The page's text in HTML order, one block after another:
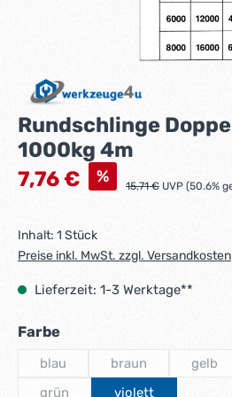
Rundschlinge
1000kg 4m
Verkaufspreis:
7,76 € % Regulärer Preis:
15,71 € UVP (50.6%
Inhalt: 1 Stück
Preise inkl. MwSt. zzgl. Versandkosten
Lieferzeit: 1-3 Werktage**
Farbeauswählen
blau
(Diese Option ist zurzeit nicht
braun
(Diese Option ist
gelb
grün violett